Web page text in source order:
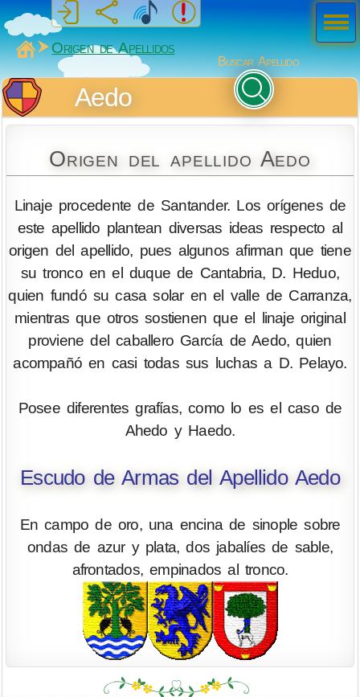
MiSabueso
Origen de Apellidos
Buscar Apellido
Aedo
Origen del apellido Aedo
Linaje procedente de Santander. Los orígenes de
este apellido plantean diversas ideas respecto al
origen del apellido, pues algunos afirman que tiene
su tronco en el duque de Cantabria, D. Heduo,
quien fundó su casa solar en el valle de Carranza,
mientras que otros sostienen que el linaje original
proviene del caballero García de Aedo, quien
acompañó en casi todas sus luchas a D. Pelayo.
Posee diferentes grafías, como lo es el caso de
Ahedo y Haedo.
Escudo de Armas del Apellido Aedo
En campo de oro, una encina de sinople sobre
ondas de azur y plata, dos jabalíes de sable,
afrontados, empinados al tronco.
Men
ú